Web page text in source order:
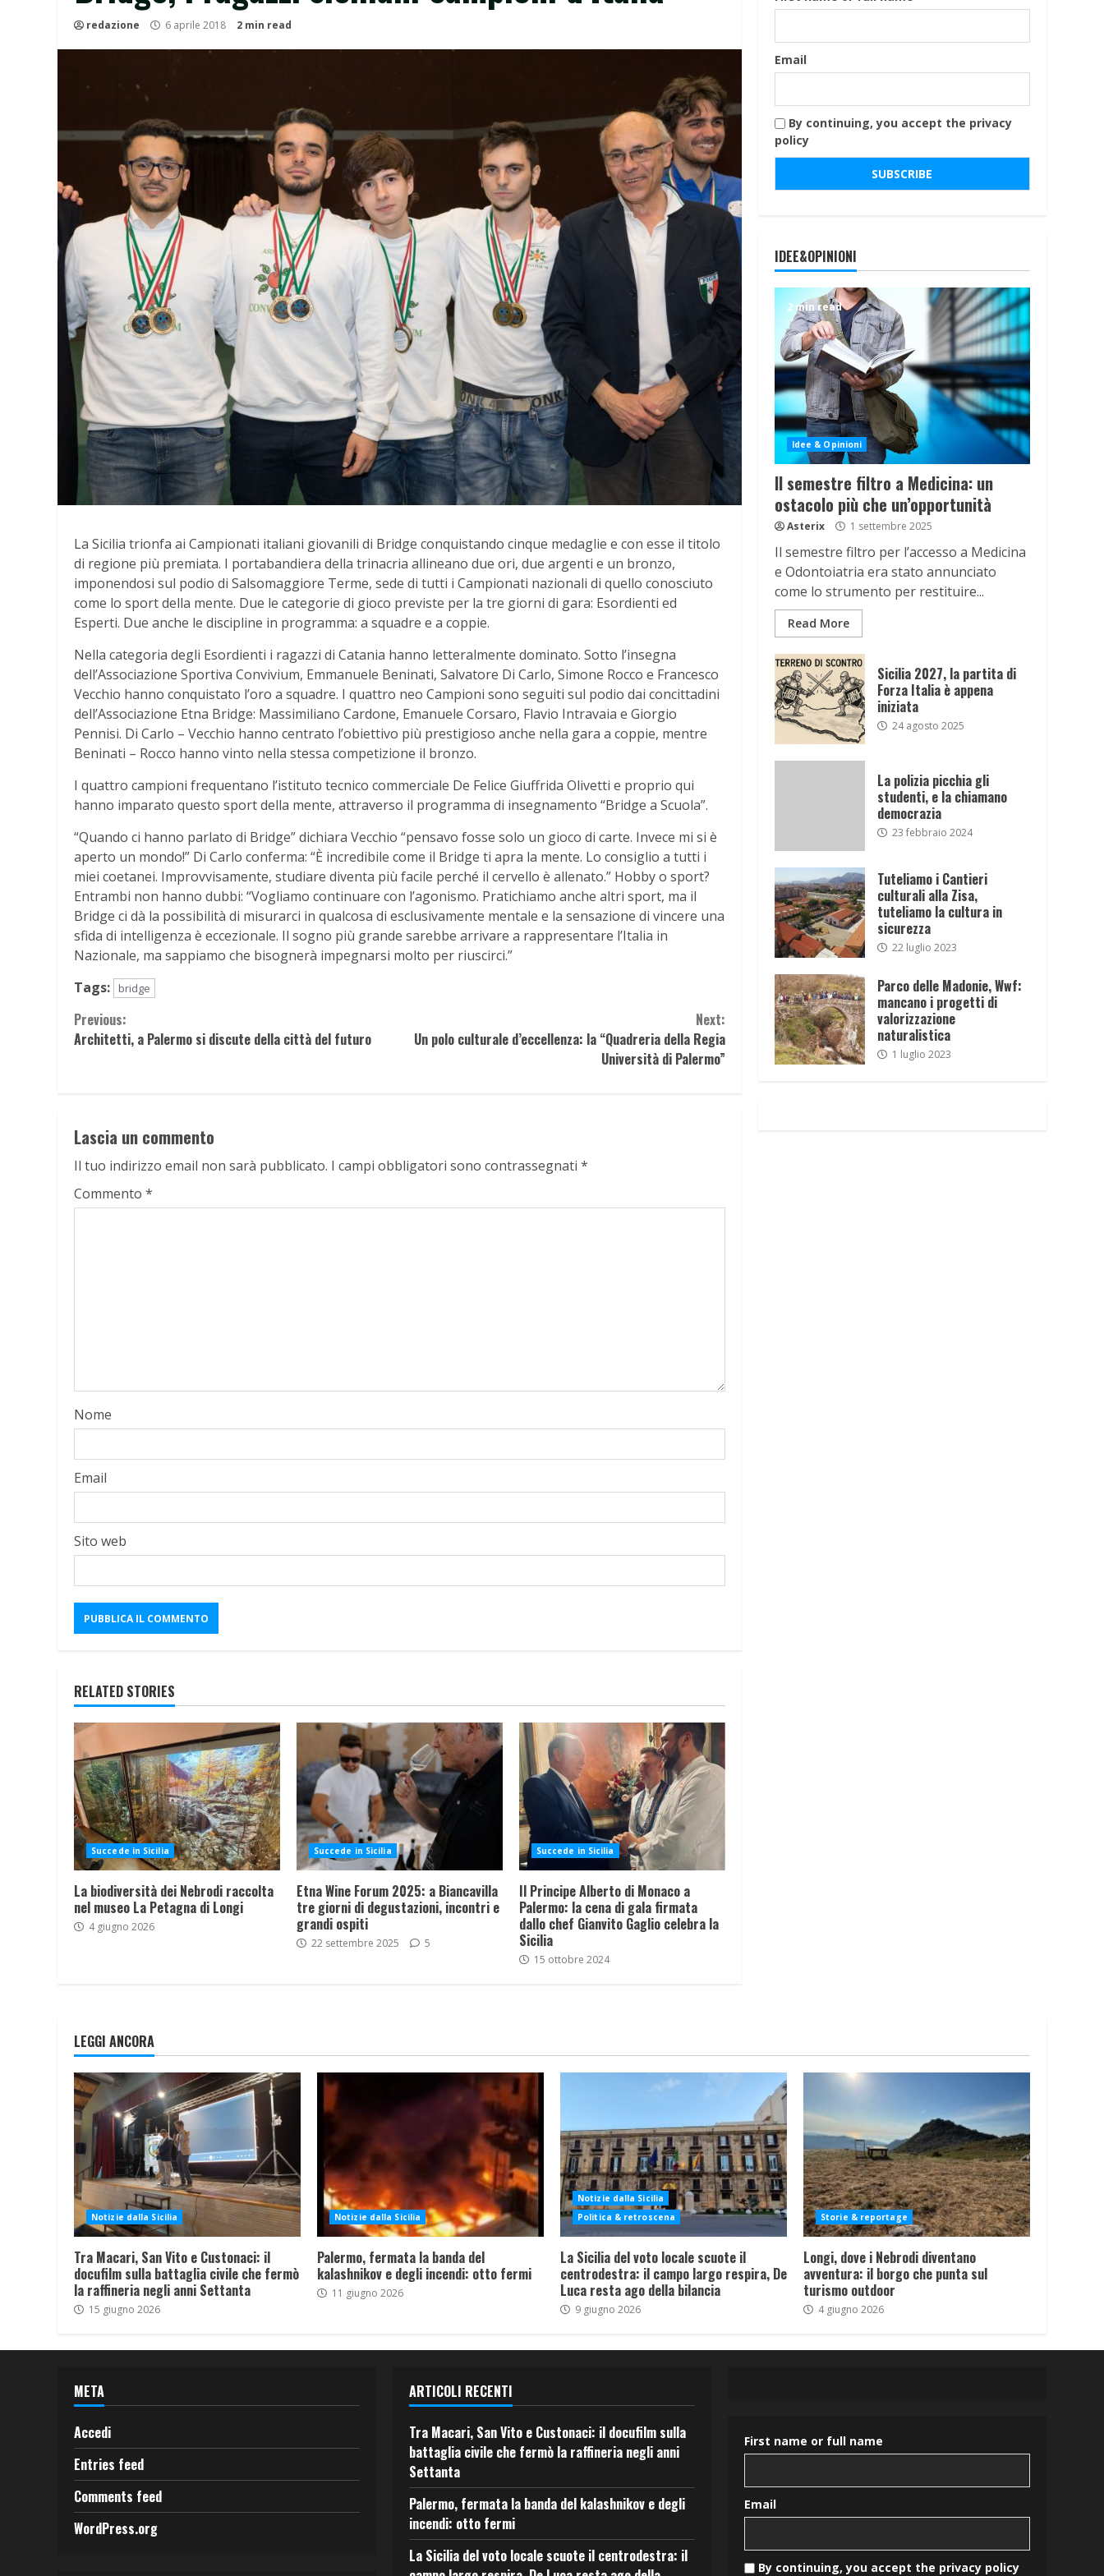
redazione 6 aprile 2018 2 min read
La Sicilia trionfa ai Campionati italiani giovanili di Bridge conquistando cinque medaglie e con esse il titolo
di regione più premiata. I portabandiera della trinacria allineano due ori, due argenti e un bronzo,
imponendosi sul podio di Salsomaggiore Terme, sede di tutti i Campionati nazionali di quello conosciuto
come lo sport della mente. Due le categorie di gioco previste per la tre giorni di gara: Esordienti ed
Esperti. Due anche le discipline in programma: a squadre e a coppie.
Nella categoria degli Esordienti i ragazzi di Catania hanno letteralmente dominato. Sotto l’insegna
dell’Associazione Sportiva Convivium, Emmanuele Beninati, Salvatore Di Carlo, Simone Rocco e Francesco
Vecchio hanno conquistato l’oro a squadre. I quattro neo Campioni sono seguiti sul podio dai concittadini
dell’Associazione Etna Bridge: Massimiliano Cardone, Emanuele Corsaro, Flavio Intravaia e Giorgio
Pennisi. Di Carlo – Vecchio hanno centrato l’obiettivo più prestigioso anche nella gara a coppie, mentre
Beninati – Rocco hanno vinto nella stessa competizione il bronzo.
I quattro campioni frequentano l’istituto tecnico commerciale De Felice Giuffrida Olivetti e proprio qui
hanno imparato questo sport della mente, attraverso il programma di insegnamento “Bridge a Scuola”.
“Quando ci hanno parlato di Bridge” dichiara Vecchio “pensavo fosse solo un gioco di carte. Invece mi si è
aperto un mondo!” Di Carlo conferma: “È incredibile come il Bridge ti apra la mente. Lo consiglio a tutti i
miei coetanei. Improvvisamente, studiare diventa più facile perché il cervello è allenato.” Hobby o sport?
Entrambi non hanno dubbi: “Vogliamo continuare con l’agonismo. Pratichiamo anche altri sport, ma il
Bridge ci dà la possibilità di misurarci in qualcosa di esclusivamente mentale e la sensazione di vincere una
sfida di intelligenza è eccezionale. Il sogno più grande sarebbe arrivare a rappresentare l’Italia in
Nazionale, ma sappiamo che bisognerà impegnarsi molto per riuscirci.”
Tags:
bridge
Continue
Reading
Previous:
Architetti, a Palermo si discute della città del futuro
Next:
Un polo culturale d’eccellenza: la “Quadreria della Regia
Università di Palermo”
Lascia un commento
Il tuo indirizzo email non sarà pubblicato. I campi obbligatori sono contrassegnati *
Commento *
Nome
Email
Sito web
RELATED STORIES
Succede in Sicilia
La biodiversità dei Nebrodi raccolta
nel museo La Petagna di Longi
4 giugno 2026
Succede in Sicilia
Etna Wine Forum 2025: a Biancavilla
tre giorni di degustazioni, incontri e
grandi ospiti
22 settembre 2025 5
Succede in Sicilia
Il Principe Alberto di Monaco a
Palermo: la cena di gala firmata
dallo chef Gianvito Gaglio celebra la
Sicilia
15 ottobre 2024
Email
By continuing, you accept the privacy
policy
IDEE&OPINIONI
2 min read
Idee & Opinioni
Il semestre filtro a Medicina: un
ostacolo più che un’opportunità
Asterix 1 settembre 2025
Il semestre filtro per l’accesso a Medicina
e Odontoiatria era stato annunciato
come lo strumento per restituire...
Read More
Sicilia 2027, la partita di
Forza Italia è appena
iniziata
24 agosto 2025
La polizia picchia gli
studenti, e la chiamano
democrazia
23 febbraio 2024
Tuteliamo i Cantieri
culturali alla Zisa,
tuteliamo la cultura in
sicurezza
22 luglio 2023
Parco delle Madonie, Wwf:
mancano i progetti di
valorizzazione
naturalistica
1 luglio 2023
LEGGI ANCORA
Notizie dalla Sicilia
Tra Macari, San Vito e Custonaci: il
docufilm sulla battaglia civile che fermò
la raffineria negli anni Settanta
15 giugno 2026
Notizie dalla Sicilia
Palermo, fermata la banda del
kalashnikov e degli incendi: otto fermi
11 giugno 2026
Notizie dalla Sicilia
Politica & retroscena
La Sicilia del voto locale scuote il
centrodestra: il campo largo respira, De
Luca resta ago della bilancia
9 giugno 2026
Storie & reportage
Longi, dove i Nebrodi diventano
avventura: il borgo che punta sul
turismo outdoor
4 giugno 2026
META
Accedi
Entries feed
Comments feed
WordPress.org
ARTICOLI RECENTI
Tra Macari, San Vito e Custonaci: il docufilm sulla
battaglia civile che fermò la raffineria negli anni
Settanta
Palermo, fermata la banda del kalashnikov e degli
incendi: otto fermi
La Sicilia del voto locale scuote il centrodestra: il
First name or full name
Email
By continuing, you accept the privacy policy